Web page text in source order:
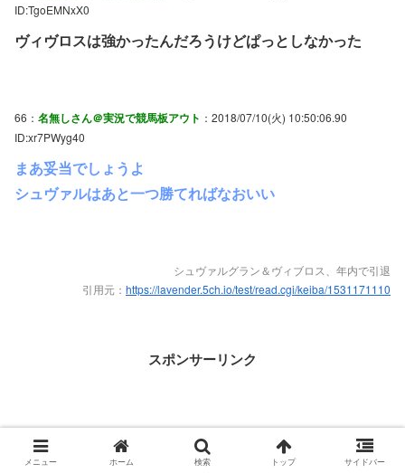
ID:TgoEMNxX0
ヴィヴロスは強かったんだろうけどぱっとしなかった
66： 名無しさん＠実況で競馬板アウト ：2018/07/10(火) 10:50:06.90
ID:xr7PWyg40
まあ妥当でしょうよ
シュヴァルはあと一つ勝てればなおいい
シュヴァルグラン＆ヴィブロス、年内で引退
引用元： https://lavender.5ch.io/test/read.cgi/keiba/1531171110
スポンサーリンク
メニュー ホーム 検索 トップ サイドバー